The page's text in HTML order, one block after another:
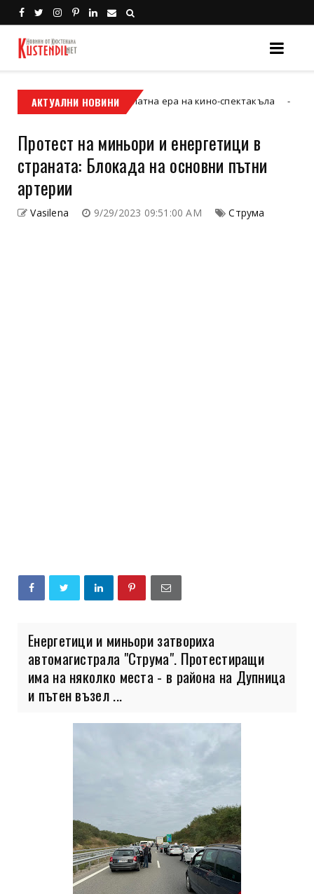
АКТУАЛНИ НОВИНИ
и новата златна ера на кино-спектакъла Кюстендил
Протест на миньори и енергетици в
страната: Блокада на основни пътни
артерии
Vasilena 9/29/2023 09:51:00 AM Струма
Енергетици и миньори затвориха
автомагистрала "Струма". Протестиращи
има на няколко места - в района на Дупница
и пътен възел ...